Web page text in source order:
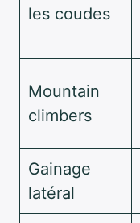
les coudes
Mountain
climbers
Gainage
latéral